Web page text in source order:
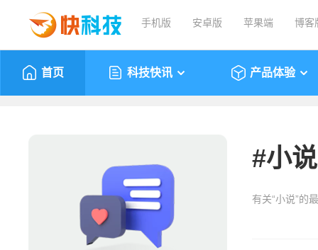
手机版 安卓版 苹果端 博客
首页 科技快讯 产品体验
#小说
有关“小说”的